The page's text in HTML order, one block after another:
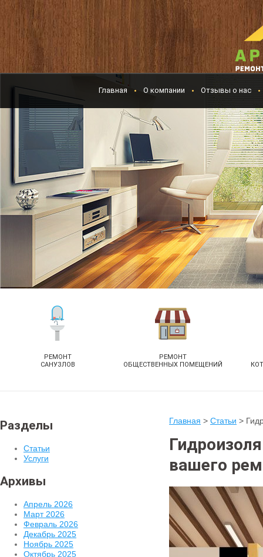
Главная О компании Отзывы о нас
РЕМОНТ
САНУЗЛОВ
РЕМОНТ
ОБЩЕСТВЕННЫХ ПОМЕЩЕНИЙ
Разделы
Статьи
Услуги
Архивы
Апрель 2026
Март 2026
Февраль 2026
Декабрь 2025
Ноябрь 2025
Октябрь 2025
Главная > Статьи >
вашего